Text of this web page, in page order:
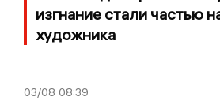
изгнание стали частью
художника
03/08 08:39